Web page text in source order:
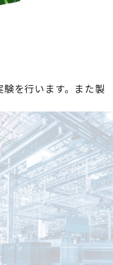
を行います。また製